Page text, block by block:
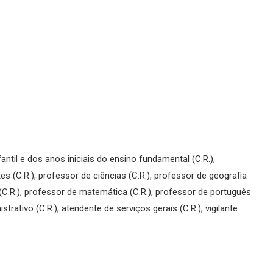
e dos anos iniciais do ensino fundamental (C.R.),
(C.R.), professor de ciências (C.R.), professor de geografia
professor de matemática (C.R.), professor de português
(C.R.), atendente de serviços gerais (C.R.), vigilante